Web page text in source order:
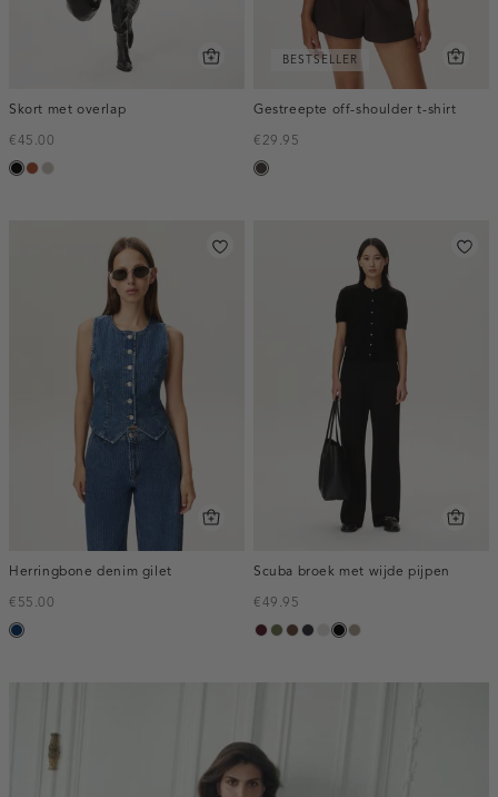
Skort met overlap
€45.00
zwart
bruintaupe,
BESTSELLER
Gestreepte off-shoulder t-shirt
€29.95
choco
Herringbone denim gilet
€55.00
blauw,
dark
Scuba broek met wijde pijpen
€49.95
pruim,
groen,
donkerbruin
blauw,
kitzwarttaupe,